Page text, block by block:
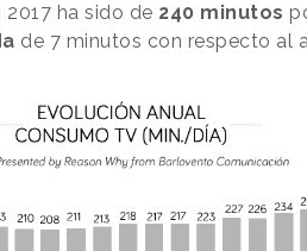
ha sido de 240 minutos
de 7 minutos con respecto al